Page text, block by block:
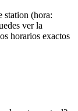
station (hora:
ver la
horarios exactos